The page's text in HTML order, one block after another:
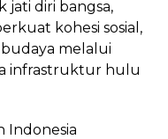
jati diri bangsa,
kohesi sosial,
melalui
infrastruktur hulu
Indonesia